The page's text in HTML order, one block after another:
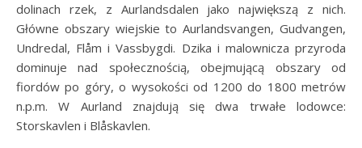
dolinach rzek, z Aurlandsdalen jako największą z nich.
Główne obszary wiejskie to Aurlandsvangen, Gudvangen,
Undredal, Flåm i Vassbygdi. Dzika i malownicza przyroda
dominuje nad społecznością, obejmującą obszary od
fiordów po góry, o wysokości od 1200 do 1800 metrów
n.p.m. W Aurland znajdują się dwa trwałe lodowce:
Storskavlen i Blåskavlen.